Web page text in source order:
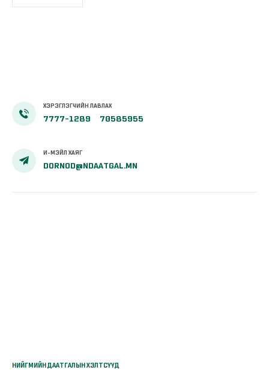
ХЭРЭГЛЭГЧИЙН ЛАВЛАХ
7777-1289 70585955
И-МЭЙЛ ХАЯГ
DORNOD@NDAATGAL.MN
НИЙГМИЙН ДААТГАЛЫН ХЭЛТСҮҮД